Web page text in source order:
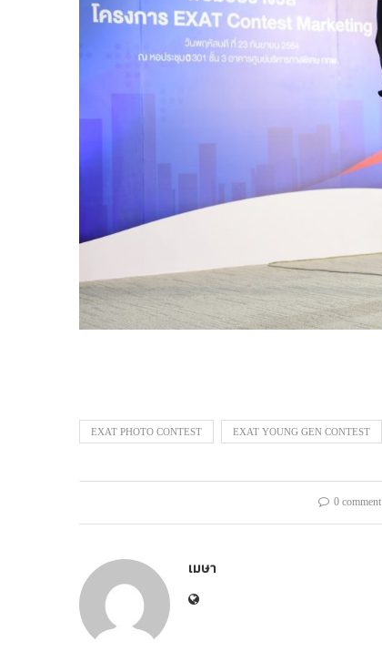
EXAT PHOTO CONTEST EXAT YOUNG GEN CONTEST
0 comment
เมษา